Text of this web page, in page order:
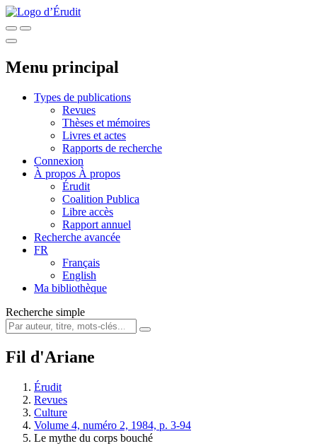
Menu principal
Types de publications
Revues
Thèses et mémoires
Livres et actes
Rapports de recherche
Connexion
À propos À propos
Érudit
Coalition Publica
Libre accès
Rapport annuel
Recherche avancée
FR
Français
English
Ma bibliothèque
Recherche simple
Fil d'Ariane
Érudit
Revues
Culture
Volume 4, numéro 2, 1984, p. 3-94
Le mythe du corps bouché